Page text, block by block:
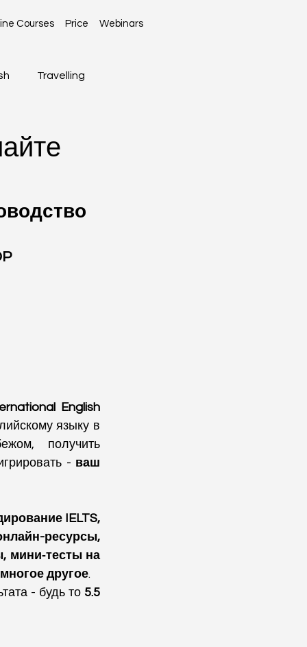
Courses Price Webinars
Travelling
English
языку в
получить
- ваш
IELTS,
ресурсы,
мини‑тесты на
другое.
- будь то 5.5